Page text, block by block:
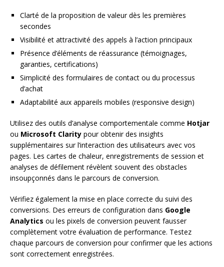
Clarté de la proposition de valeur dès les premières
secondes
Visibilité et attractivité des appels à l’action principaux
Présence d’éléments de réassurance (témoignages,
garanties, certifications)
Simplicité des formulaires de contact ou du processus
d’achat
Adaptabilité aux appareils mobiles (responsive design)
Utilisez des outils d’analyse comportementale comme Hotjar
ou Microsoft Clarity pour obtenir des insights
supplémentaires sur l’interaction des utilisateurs avec vos
pages. Les cartes de chaleur, enregistrements de session et
analyses de défilement révèlent souvent des obstacles
insoupçonnés dans le parcours de conversion.
Vérifiez également la mise en place correcte du suivi des
conversions. Des erreurs de configuration dans Google
Analytics ou les pixels de conversion peuvent fausser
complètement votre évaluation de performance. Testez
chaque parcours de conversion pour confirmer que les actions
sont correctement enregistrées.